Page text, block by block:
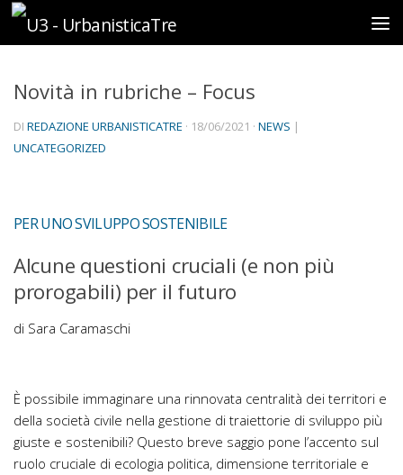
Sotto il contenuto
Novità in rubriche – Focus
DI REDAZIONE URBANISTICATRE · 18/06/2021 · NEWS |
UNCATEGORIZED
PER UNO SVILUPPO SOSTENIBILE
Alcune questioni cruciali (e non più
prorogabili) per il futuro
di Sara Caramaschi
È possibile immaginare una rinnovata centralità dei territori e
della società civile nella gestione di traiettorie di sviluppo più
giuste e sostenibili? Questo breve saggio pone l’accento sul
ruolo cruciale di ecologia politica, dimensione territoriale e